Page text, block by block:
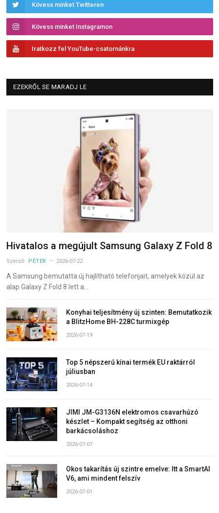
Kövess minket Twitteren
Kövess minket Instagramon
Iratkozz fel YouTube-csatornánkra
EZEKRŐL SE MARADJ LE
Hivatalos a megújult Samsung Galaxy Z Fold 8
Szerző: PÉTER 2026-07-22
A Samsung bemutatta új hajlítható telefonjait, amelyek közül az
alap Galaxy Z Fold 8 lett a…
Konyhai teljesítmény új szinten: Bemutatkozik
a BlitzHome BH-228C turmixgép
2026-07-19
Top 5 népszerű kínai termék EU raktárról
júliusban
2026-07-14
JIMI JM-G3136N elektromos csavarhúzó
készlet – Kompakt segítség az otthoni
barkácsoláshoz
2026-07-07
Okos takarítás új szintre emelve: Itt a SmartAI
V6, ami mindent felszív
2026-07-01